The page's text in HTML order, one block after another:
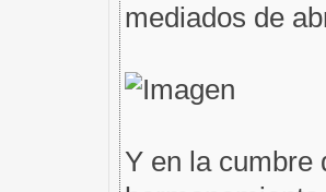
mediados de
Y en la cumbre